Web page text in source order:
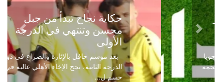
حكاية نجاح تبدأ من جبل
محسن وتنتهي في الدرجة
الأولى
بعد موسم حافل بالإثارة والصراع في دوري
الدرجة الثانية، نجح الإخاء الأهلي عاليه في
حسم ل...
Previous
Next